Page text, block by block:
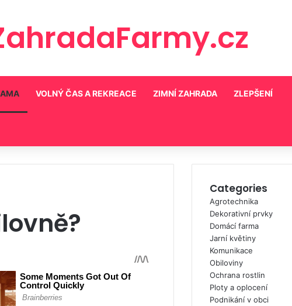
VOLNÝ ČAS A REKREACE ZIMNÍ ZAHRADA ZLEPŠENÍ
Categories
Agrotechnika
Dekorativní prvky
Domácí farma
Jarní květiny
Komunikace
Obiloviny
Ochrana rostlin
Ploty a oplocení
Podnikání v obci